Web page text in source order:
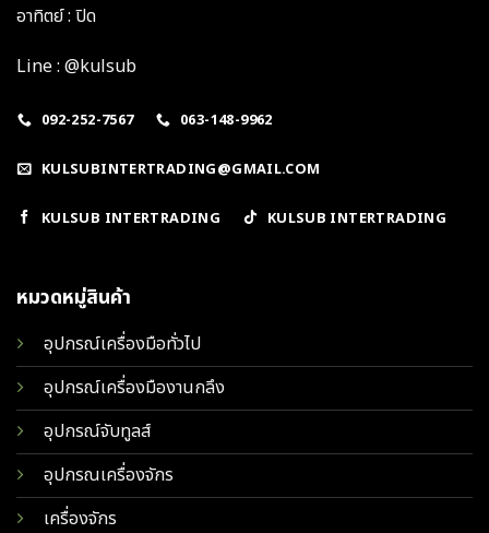
อาทิตย์ : ปิด
Line : @kulsub
092-252-7567 063-148-9962
KULSUBINTERTRADING@GMAIL.COM
KULSUB INTERTRADING KULSUB INTERTRADING
หมวดหมู่สินค้า
อุปกรณ์เครื่องมือทั่วไป
อุปกรณ์เครื่องมืองานกลึง
อุปกรณ์จับทูลส์
อุปกรณเครื่องจักร
เครื่องจักร